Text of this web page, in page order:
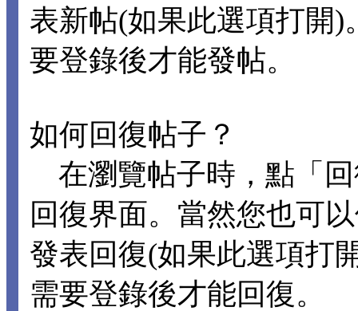
表新帖(如果此選項打開
要登錄後才能發帖。
如何回復帖子？
在瀏覽帖子時，點「
回復界面。當然您也可
發表回復(如果此選項打
需要登錄後才能回復。